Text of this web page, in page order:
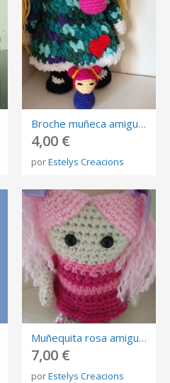
Broche muñeca amigurumi
4,00 €
porEstelys Creacions
Muñequita rosa amigurumi
7,00 €
porEstelys Creacions